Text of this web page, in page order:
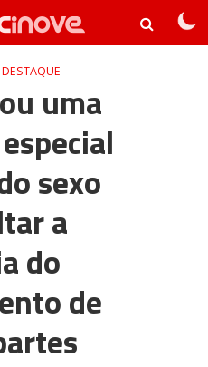
DESTAQUE
uma
sexo
a
do
de